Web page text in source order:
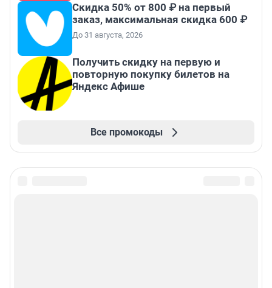
Скидка 50% от 800 ₽ на первый
заказ, максимальная скидка 600 ₽
До 31 августа, 2026
Получить скидку на первую и
повторную покупку билетов на
Яндекс Афише
Все промокоды